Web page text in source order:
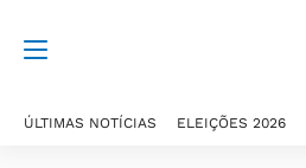
ÚLTIMAS NOTÍCIAS ELEIÇÕES 2026